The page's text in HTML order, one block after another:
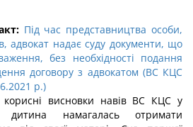
Під час представництва особи,
адвокат надає суду документи, що
без необхідності подання
договору з адвокатом (ВС КЦС
р.)
корисні висновки навів ВС КЦС у
намагалась отримати